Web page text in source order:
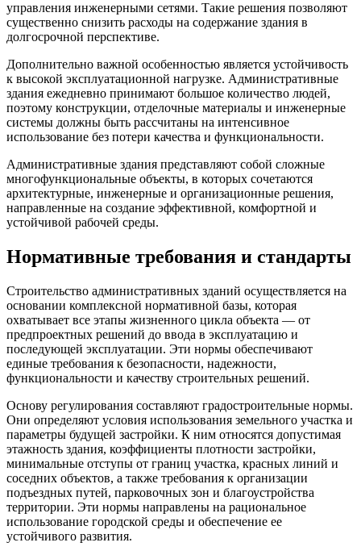
управления инженерными сетями. Такие решения позволяют
существенно снизить расходы на содержание здания в
долгосрочной перспективе.
Дополнительно важной особенностью является устойчивость
к высокой эксплуатационной нагрузке. Административные
здания ежедневно принимают большое количество людей,
поэтому конструкции, отделочные материалы и инженерные
системы должны быть рассчитаны на интенсивное
использование без потери качества и функциональности.
Административные здания представляют собой сложные
многофункциональные объекты, в которых сочетаются
архитектурные, инженерные и организационные решения,
направленные на создание эффективной, комфортной и
устойчивой рабочей среды.
Нормативные требования и стандарты
Строительство административных зданий осуществляется на
основании комплексной нормативной базы, которая
охватывает все этапы жизненного цикла объекта — от
предпроектных решений до ввода в эксплуатацию и
последующей эксплуатации. Эти нормы обеспечивают
единые требования к безопасности, надежности,
функциональности и качеству строительных решений.
Основу регулирования составляют градостроительные нормы.
Они определяют условия использования земельного участка и
параметры будущей застройки. К ним относятся допустимая
этажность здания, коэффициенты плотности застройки,
минимальные отступы от границ участка, красных линий и
соседних объектов, а также требования к организации
подъездных путей, парковочных зон и благоустройства
территории. Эти нормы направлены на рациональное
использование городской среды и обеспечение ее
устойчивого развития.